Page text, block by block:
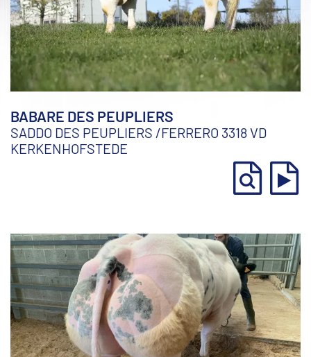
BABARE DES PEUPLIERS
SADDO DES PEUPLIERS /FERRERO 3318 VD
KERKENHOFSTEDE